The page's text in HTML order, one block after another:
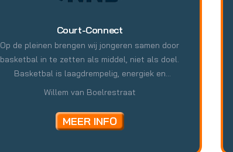
Court-Connect
Op de pleinen brengen wij jongeren samen door
basketbal in te zetten als middel, niet als doel.
Basketbal is laagdrempelig, energiek en
toegankelijk voor iedereen. Wij creëren een
kunnen sporten, zichzelf kunnen zijn en elkaar
ontmoeten. Tijdens de activiteiten ligt de focus
Willem van Boelrestraat
MEER INFO